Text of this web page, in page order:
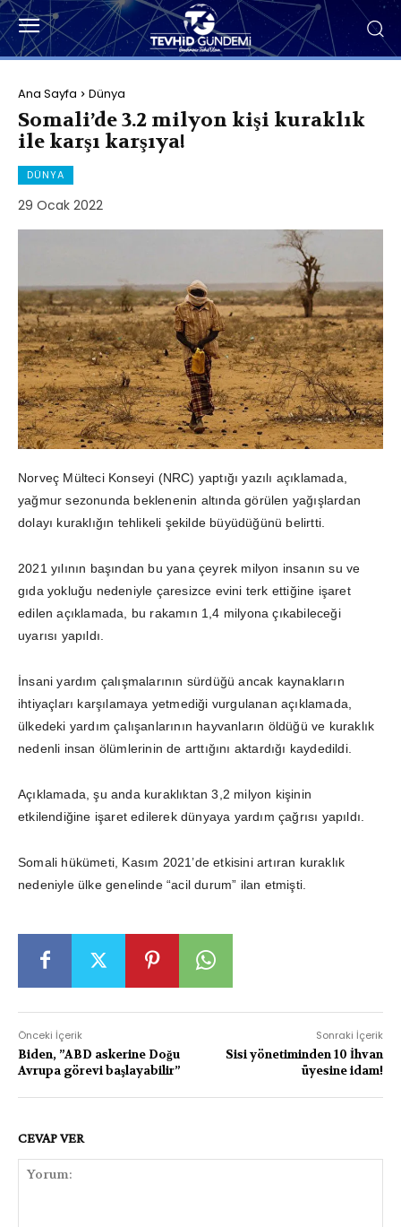
Ana Sayfa Dünya
Somali’de 3.2 milyon kişi kuraklık
ile karşı karşıya!
DÜNYA
29 Ocak 2022
Norveç Mülteci Konseyi (NRC) yaptığı yazılı açıklamada,
yağmur sezonunda beklenenin altında görülen yağışlardan
dolayı kuraklığın tehlikeli şekilde büyüdüğünü belirtti.
2021 yılının başından bu yana çeyrek milyon insanın su ve
gıda yokluğu nedeniyle çaresizce evini terk ettiğine işaret
edilen açıklamada, bu rakamın 1,4 milyona çıkabileceği
uyarısı yapıldı.
İnsani yardım çalışmalarının sürdüğü ancak kaynakların
ihtiyaçları karşılamaya yetmediği vurgulanan açıklamada,
ülkedeki yardım çalışanlarının hayvanların öldüğü ve kuraklık
nedenli insan ölümlerinin de arttığını aktardığı kaydedildi.
Açıklamada, şu anda kuraklıktan 3,2 milyon kişinin
etkilendiğine işaret edilerek dünyaya yardım çağrısı yapıldı.
Somali hükümeti, Kasım 2021’de etkisini artıran kuraklık
nedeniyle ülke genelinde “acil durum” ilan etmişti.
Önceki İçerik
Biden, ”ABD askerine Doğu
Avrupa görevi başlayabilir”
Sonraki İçerik
Sisi yönetiminden 10 İhvan
üyesine idam!
CEVAP VER